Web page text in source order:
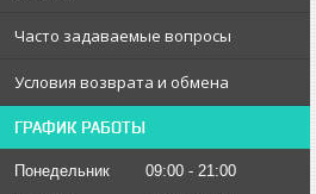
Часто задаваемые вопросы
Условия возврата и обмена
ГРАФИК РАБОТЫ
Понедельник 09:00
21:00